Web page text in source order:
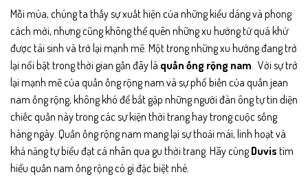
Mỗi mùa, chúng ta thấy sự xuất hiện của những kiểu dáng và phong
cách mới, nhưng cũng không thể quên những xu hướng từ quá khứ
được tái sinh và trở lại mạnh mẽ. Một trong những xu hướng đang trở
lại nổi bật trong thời gian gần đây là quần ống rộng nam. Với sự trở
lại mạnh mẽ của quần ống rộng nam và sự phổ biến của quần jean
nam ống rộng, không khó để bắt gặp những người đàn ông tự tin diện
chiếc quần này trong các sự kiện thời trang hay trong cuộc sống
hàng ngày. Quần ống rộng nam mang lại sự thoải mái, linh hoạt và
khả năng tự biểu đạt cá nhân qua gu thời trang. Hãy cùngDuvis tìm
hiểu quần nam ống rộng có gì đặc biệt nhé.